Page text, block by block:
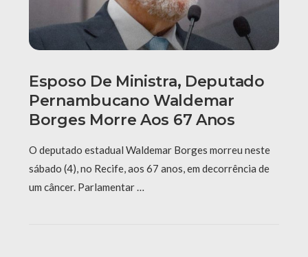
Esposo De Ministra, Deputado
Pernambucano Waldemar
Borges Morre Aos 67 Anos
O deputado estadual Waldemar Borges morreu neste
sábado (4), no Recife, aos 67 anos, em decorrência de
um câncer. Parlamentar …